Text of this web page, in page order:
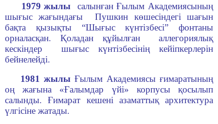
1979 жылы
салынған Ғылым Академиясының
шығыс жағындағы Пушкин көшесiндегi шағын
бақта қызықты “Шығыс күнтiзбесi” фонтаны
орналасқан. Қоладан құйылған аллегориялық
кескiндер шығыс күнтiзбесiнің кейiпкерлерiн
бейнелейдi.
1981 жылы Ғылым Академиясы ғимаратының
оң жағына «Ғалымдар үйi» корпусы қосылып
салынды. Ғимарат кешенi азаматтық архитектура
үлгiсiне жатады.